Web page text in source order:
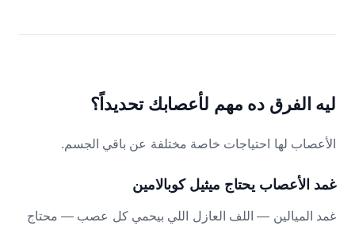
ليه الفرق ده مهم لأعصابك تحديداً؟
الأعصاب لها احتياجات خاصة مختلفة عن باقي الجسم.
غمد الأعصاب يحتاج ميثيل كوبالامين
غمد الميالين — اللف العازل اللي بيحمي كل عصب — محتاج